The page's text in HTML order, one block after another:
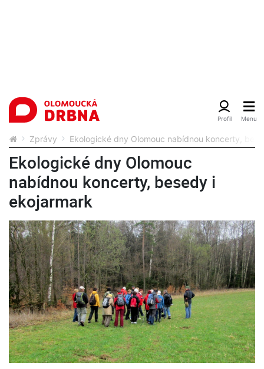
Zprávy Ekologické dny Olomouc nabídnou koncerty,
Ekologické dny Olomouc
nabídnou koncerty, besedy i
ekojarmark